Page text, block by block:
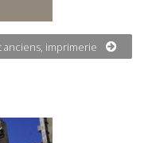
anciens, imprimerie